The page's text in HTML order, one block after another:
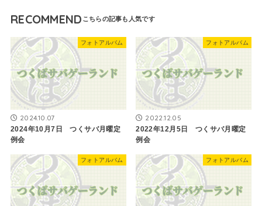
RECOMMEND
フォトアルバム
2024.10.07
2024年10月7日 つくサバ月曜定
例会
フォトアルバム
2022.12.05
2022年12月5日 つくサバ月曜定
例会
フォトアルバム フォトアルバム